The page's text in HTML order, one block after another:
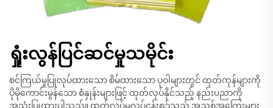
ရှုံးလွန်ပြင်ဆင်မှုသမိုင်း
စင်ကြယ်မှုပြုလုပ်ထားသော စိမ်ထားသော ပုဝါများတွင် ထုတ်ကုန်များကို
ပိုမိုကောင်းမွန်သော စံနှုန်းများဖြင့် ထုတ်လုပ်နိုင်သည့် နည်းပညာကို
အသုံးပြုထားပါသည်။ ထုတ်လုပ်မှုလုပ်ငန်းစဉ်သည် အညစ်အကြေးများ